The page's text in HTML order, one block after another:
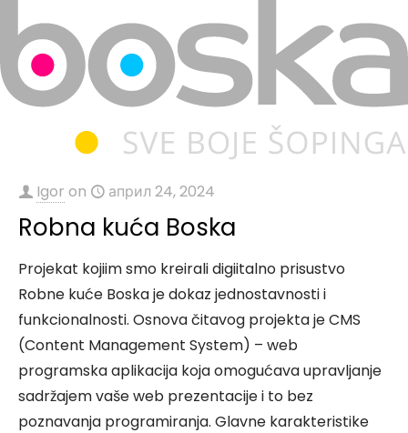
Igor on април 24, 2024
Robna kuća Boska
Projekat kojiim smo kreirali digiitalno prisustvo
Robne kuće Boska je dokaz jednostavnosti i
funkcionalnosti. Osnova čitavog projekta je CMS
(Content Management System) – web
programska aplikacija koja omogućava upravljanje
sadržajem vaše web prezentacije i to bez
poznavanja programiranja. Glavne karakteristike